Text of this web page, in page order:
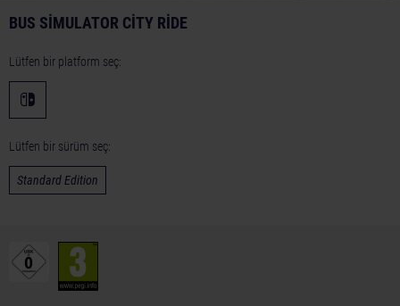
BUS SIMULATOR CITY RIDE
Lütfen bir platform seç:
Lütfen bir sürüm seç:
Standard Edition